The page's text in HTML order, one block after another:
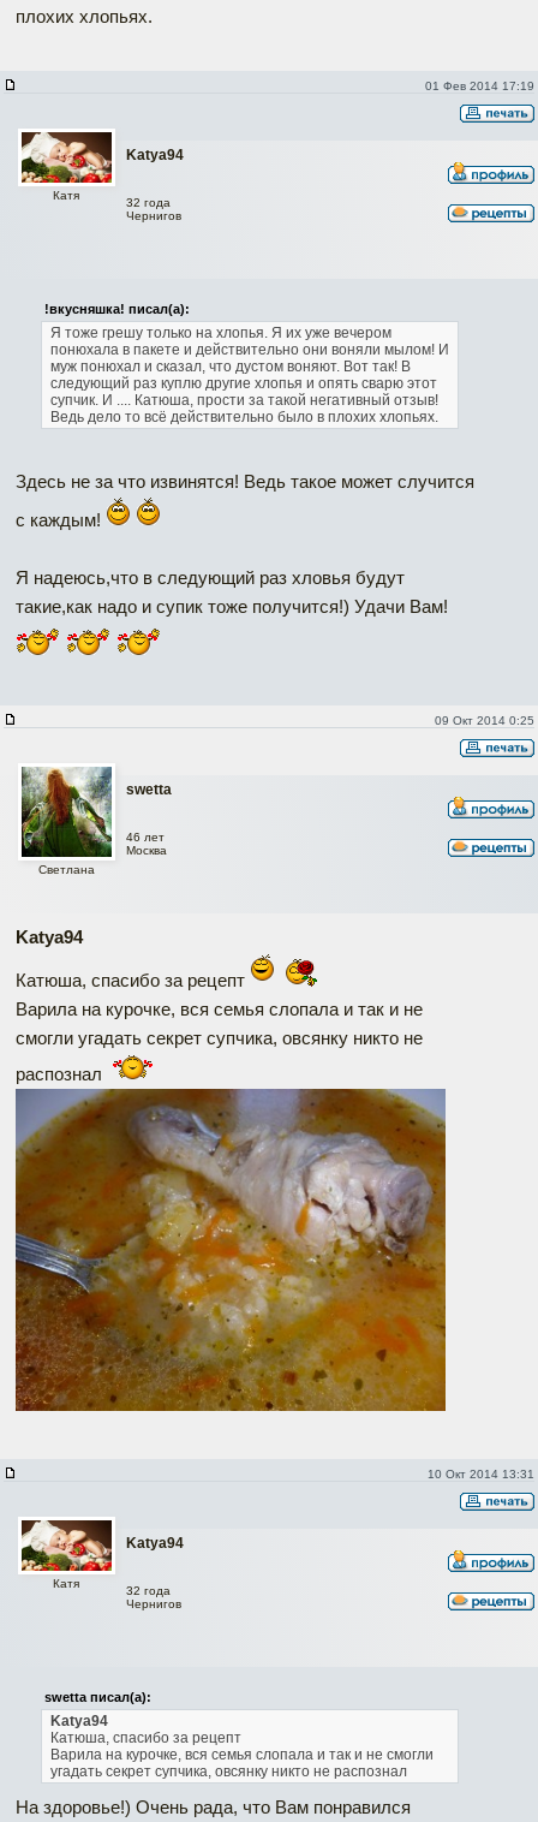
плохих хлопьях.
01 Фев 2014 17:19
Katya94
Катя
32 года
Чернигов
!вкусняшка! писал(а):
Я тоже грешу только на хлопья. Я их уже вечером
понюхала в пакете и действительно они воняли мылом! И
муж понюхал и сказал, что дустом воняют. Вот так! В
следующий раз куплю другие хлопья и опять сварю этот
супчик. И .... Катюша, прости за такой негативный отзыв!
Ведь дело то всё действительно было в плохих хлопьях.
Здесь не за что извинятся! Ведь такое может случится
с каждым!
Я надеюсь,что в следующий раз хловья будут
такие,как надо и супик тоже получится!) Удачи Вам!
09 Окт 2014 0:25
swetta
Светлана
46 лет
Москва
Katya94
Катюша, спасибо за рецепт
Варила на курочке, вся семья слопала и так и не
смогли угадать секрет супчика, овсянку никто не
распознал
10 Окт 2014 13:31
Katya94
Катя
32 года
Чернигов
swetta писал(а):
Katya94
Катюша, спасибо за рецепт
Варила на курочке, вся семья слопала и так и не смогли
угадать секрет супчика, овсянку никто не распознал
На здоровье!) Очень рада, что Вам понравился